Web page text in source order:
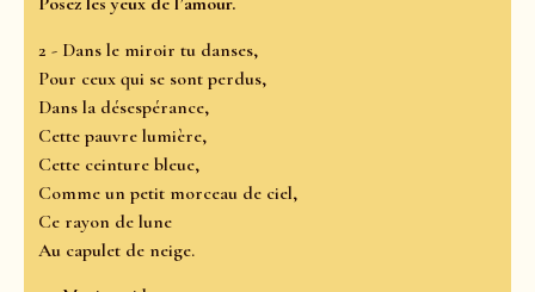
2 - Dans le miroir tu danses,
Pour ceux qui se sont perdus,
Dans la désespérance,
Cette pauvre lumière,
Cette ceinture bleue,
Comme un petit morceau de ciel,
Ce rayon de lune
Au capulet de neige.